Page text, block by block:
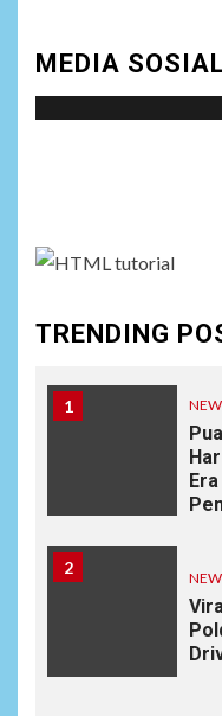
MEDIA SOSIAL
TRENDING
1
2